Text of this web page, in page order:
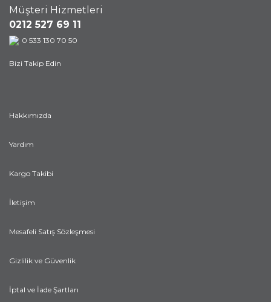
Müşteri Hizmetleri
0212 527 69 11
0 533 130 70 50
Bizi Takip Edin
Hakkımızda
Yardım
Kargo Takibi
İletişim
Mesafeli Satış Sözleşmesi
Gizlilik ve Güvenlik
İptal ve İade Şartları